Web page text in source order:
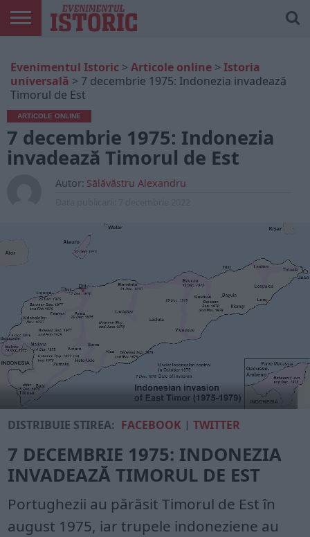
ONLINE
EDIȚII
TIPĂRITE
ISTORIC
PLAY
CONTUL
MEU
Evenimentul Istoric > Articole online > Istoria
universală > 7 decembrie 1975: Indonezia invadează
Timorul de Est
ARTICOLE ONLINE
7 decembrie 1975: Indonezia
invadează Timorul de Est
Autor: Sălăvăstru Alexandru
DISTRIBUIE ȘTIREA: FACEBOOK |TWITTER
7 DECEMBRIE 1975: INDONEZIA
INVADEAZĂ TIMORUL DE EST
Portughezii au părăsit Timorul de Est în
august 1975, iar trupele indoneziene au